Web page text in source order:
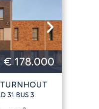
€ 178.000
31 BUS 3